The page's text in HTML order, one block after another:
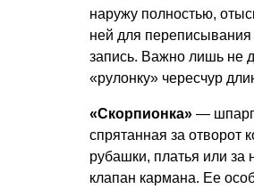
наружу полностью,
ней для
запись. Важно лишь не
«рулонку» чересчур
«Скорпионка» —
спрятанная за отворот
рубашки, платья или за
клапан кармана. Ее